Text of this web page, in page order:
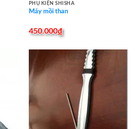
PHỤ KIỆN SHISHA
Máy mồi than
450.000₫